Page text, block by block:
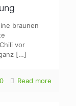
braunen
vor
[…]
0 Read more